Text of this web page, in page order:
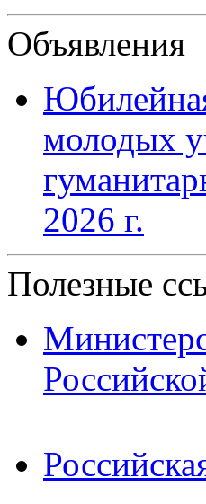
Объявления
молодых
2026 г.
Полезные